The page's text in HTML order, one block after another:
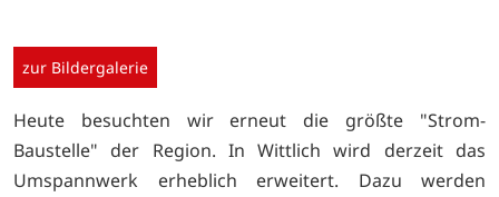
zur Bildergalerie
Heute besuchten wir erneut die größte "Strom-
Baustelle" der Region. In Wittlich wird derzeit das
Umspannwerk erheblich erweitert. Dazu werden